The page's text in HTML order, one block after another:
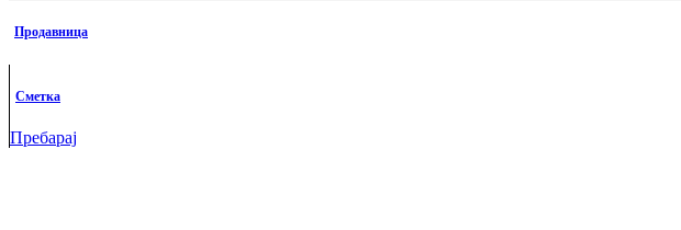
Продавница
Сметка
Пребарај